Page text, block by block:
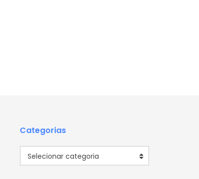
Categorias
Categorias
Selecionar categoria